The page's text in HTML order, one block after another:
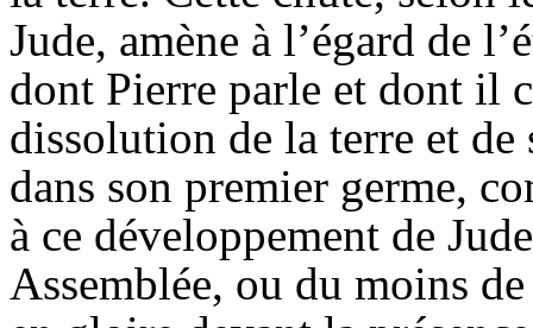
Jude, amène à l’égard de
dont Pierre parle et dont il
dissolution de la terre et de
dans son premier germe,
à ce développement de
Assemblée, ou du moins